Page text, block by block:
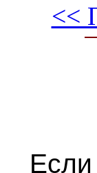
<<
Если